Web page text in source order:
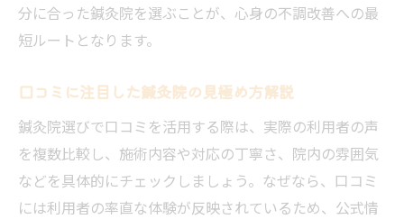
分に合った鍼灸院を選ぶことが、心身の不調改善への最
短ルートとなります。
口コミに注目した鍼灸院の見極め方解説
鍼灸院選びで口コミを活用する際は、実際の利用者の声
を複数比較し、施術内容や対応の丁寧さ、院内の雰囲気
などを具体的にチェックしましょう。なぜなら、口コミ
には利用者の率直な体験が反映されているため、公式情